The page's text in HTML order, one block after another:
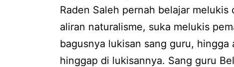
Raden Saleh pernah belajar melukis
aliran naturalisme, suka melukis
bagusnya lukisan sang guru,
hinggap di lukisannya. Sang guru